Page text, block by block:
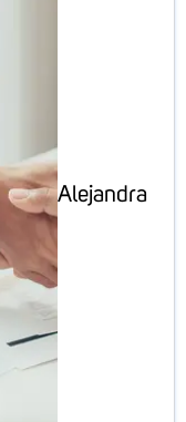
Alejandra